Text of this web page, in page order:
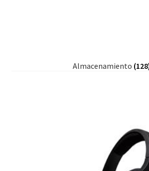
Almacenamiento